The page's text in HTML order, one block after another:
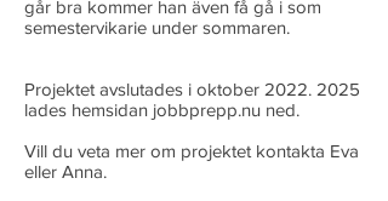
går bra kommer han även få gå i som
semestervikarie under sommaren.
Projektet avslutades i oktober 2022. 2025
lades hemsidan jobbprepp.nu ned.
Vill du veta mer om projektet kontakta Eva
eller Anna.